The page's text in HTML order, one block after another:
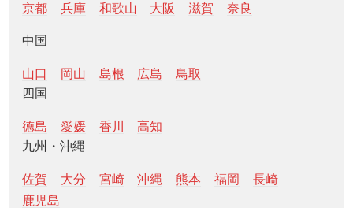
京都 兵庫 和歌山 大阪 滋賀 奈良
中国
山口 岡山 島根 広島
鳥取
四国
徳島 愛媛 香川
高知
九州・沖縄
佐賀 大分 宮崎 沖縄 熊本 福岡
長崎
鹿児島